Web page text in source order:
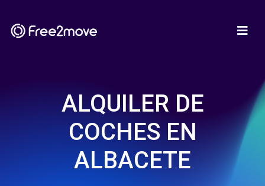
ALQUILER DE
COCHES EN
ALBACETE